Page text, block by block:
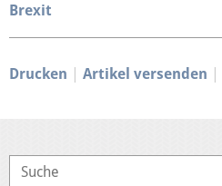
Brexit
Drucken Artikel versenden